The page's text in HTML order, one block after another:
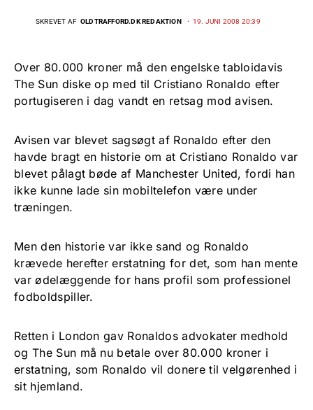
SKREVET AF OLDTRAFFORD.DK REDAKTION 19. JUNI 2008 20:39
Over 80.000 kroner må den engelske tabloidavis
The Sun diske op med til Cristiano Ronaldo efter
portugiseren i dag vandt en retsag mod avisen.
Avisen var blevet sagsøgt af Ronaldo efter den
havde bragt en historie om at Cristiano Ronaldo var
blevet pålagt bøde af Manchester United, fordi han
ikke kunne lade sin mobiltelefon være under
træningen.
Men den historie var ikke sand og Ronaldo
krævede herefter erstatning for det, som han mente
var ødelæggende for hans profil som professionel
fodboldspiller.
Retten i London gav Ronaldos advokater medhold
og The Sun må nu betale over 80.000 kroner i
erstatning, som Ronaldo vil donere til velgørenhed i
sit hjemland.